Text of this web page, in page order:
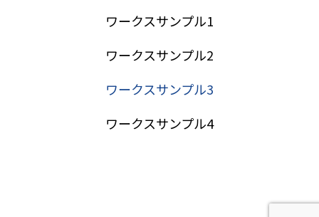
ワークスサンプル1
ワークスサンプル2
ワークスサンプル3
ワークスサンプル4